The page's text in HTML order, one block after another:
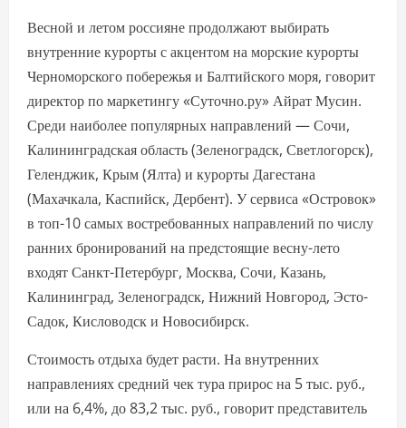
Весной и летом россияне продолжают выбирать
внутренние курорты с акцентом на морские курорты
Черноморского побережья и Балтийского моря, говорит
директор по маркетингу «Суточно.ру» Айрат Мусин.
Среди наиболее популярных направлений — Сочи,
Калининградская область (Зеленоградск, Светлогорск),
Геленджик, Крым (Ялта) и курорты Дагестана
(Махачкала, Каспийск, Дербент). У сервиса «Островок»
в топ-10 самых востребованных направлений по числу
ранних бронирований на предстоящие весну-лето
входят Санкт-Петербург, Москва, Сочи, Казань,
Калининград, Зеленоградск, Нижний Новгород, Эсто-
Садок, Кисловодск и Новосибирск.
Стоимость отдыха будет расти. На внутренних
направлениях средний чек тура прирос на 5 тыс. руб.,
или на 6,4%, до 83,2 тыс. руб., говорит представитель